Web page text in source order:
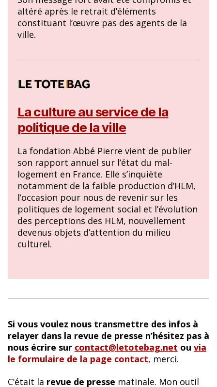
altéré après le retrait d’éléments
constituant l’œuvre pas des agents de la
ville.
La culture au service de la
politique de la ville
La fondation Abbé Pierre vient de publier
son rapport annuel sur l’état du mal-
logement en France. Elle s’inquiète
notamment de la faible production d’HLM,
l’occasion pour nous de revenir sur les
politiques de logement social et l’évolution
des perceptions des HLM, nouvellement
devenus objets d’attention du milieu
culturel.
Si vous voulez nous transmettre des infos à
relayer dans la revue de presse n’hésitez pas à
nous écrire sur contact@letotebag.net ou via
le formulaire de la page contact, merci.
C’était la revue de presse matinale. Mon outil